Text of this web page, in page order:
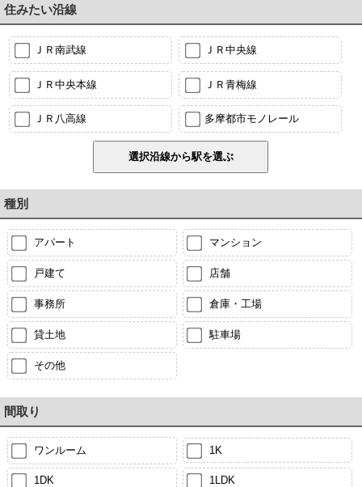
住みたい沿線
ＪＲ南武線 ＪＲ中央線
ＪＲ中央本線 ＪＲ青梅線
ＪＲ八高線 多摩都市モノレール
種別
アパート マンション
戸建て 店舗
事務所 倉庫・工場
貸土地 駐車場
その他
間取り
ワンルーム 1K
1DK 1LDK